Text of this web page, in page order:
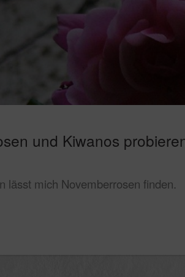
und Kiwanos
lässt mich Novemberrosen finden.